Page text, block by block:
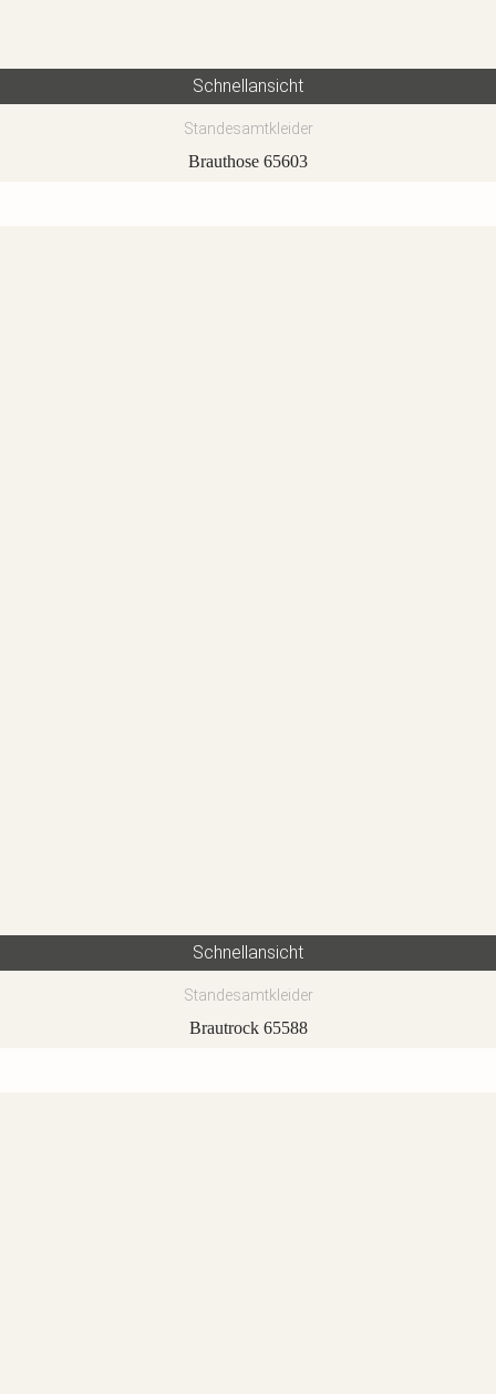
Schnellansicht
Standesamtkleider
Brauthose 65603
Schnellansicht
Standesamtkleider
Brautrock 65588